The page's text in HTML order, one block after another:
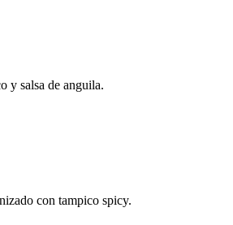
y salsa de anguila.
con tampico spicy.